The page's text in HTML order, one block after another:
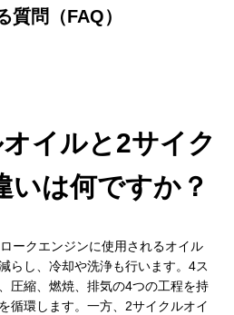
質問（FAQ）
イルと2サイク
いは何ですか？
ークエンジンに使用されるオイル
らし、冷却や洗浄も行います。4ス
圧縮、燃焼、排気の4つの工程を持
循環します。一方、2サイクルオイ